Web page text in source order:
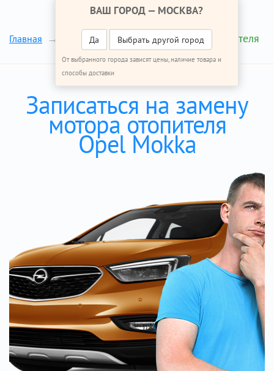
ВАШ ГОРОД — МОСКВА?
Да Выбрать другой город
От выбранного города зависят цены, наличие товара и
способы доставки
Главная Ремонт Опель Мокка Мотор отопителя
Записаться на замену
мотора отопителя
Opel Mokka